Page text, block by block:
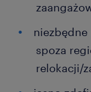
niezbędne
spoza
relokacji/